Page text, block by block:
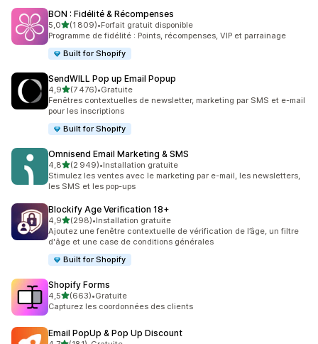
BON : Fidélité & Récompenses
5,0étoile(s) sur 5
(1 809)
1809 avis au total
•Forfait gratuit disponible
Programme de fidélité : Points, récompenses, VIP et parrainage
Built for Shopify
SendWILL Pop up Email Popup
4,9étoile(s) sur 5
(7 476)
7476 avis au total
•Gratuite
Fenêtres contextuelles de newsletter, marketing par SMS et e-mail
pour les inscriptions
Built for Shopify
Omnisend Email Marketing & SMS
4,8étoile(s) sur 5
(2 949)
2949 avis au total
•Installation gratuite
Stimulez les ventes avec le marketing par e-mail, les newsletters,
les SMS et les pop-ups
Blockify Age Verification 18+
4,9étoile(s) sur 5
(298)
298 avis au total
•Installation gratuite
Ajoutez une fenêtre contextuelle de vérification de l’âge, un filtre
d'âge et une case de conditions générales
Built for Shopify
Shopify Forms
4,5étoile(s) sur 5
(663)
663 avis au total
•Gratuite
Capturez les coordonnées des clients
Email PopUp & Pop Up Discount